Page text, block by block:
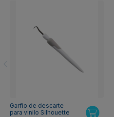
Garfio de descarte
para vinilo Silhouette